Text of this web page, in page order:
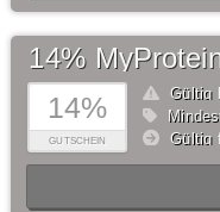
14%
GUTSCHEIN
14%
Gültig
Gültig